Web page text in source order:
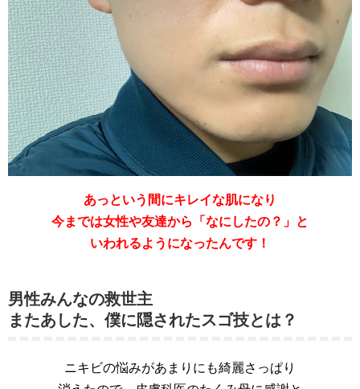
あっという間にキレイな肌になり
今までは女性や友達から「なにしたの？」と
いわれるようになったんです！
男性みんなの救世主
またあした、僕に隠されたスゴ技とは？
ニキビの悩みがあまりにも綺麗さっぱり